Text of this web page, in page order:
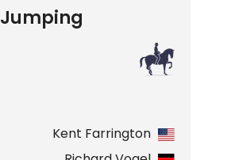
Jumping
Kent Farrington